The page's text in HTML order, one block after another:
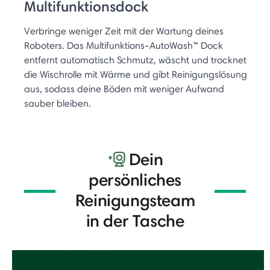
Multifunktionsdock
Verbringe weniger Zeit mit der Wartung deines
Roboters. Das Multifunktions-AutoWash™ Dock
entfernt automatisch Schmutz, wäscht und trocknet
die Wischrolle mit Wärme und gibt Reinigungslösung
aus, sodass deine Böden mit weniger Aufwand
sauber bleiben.
Dein
persönliches
Reinigungsteam
in der Tasche